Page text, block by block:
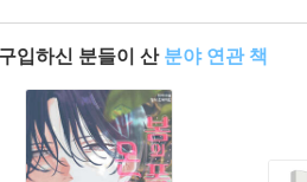
입하신 분들이 산 분야 연관 책